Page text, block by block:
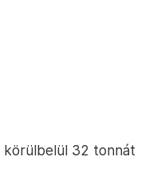
körülbelül 32 tonnát